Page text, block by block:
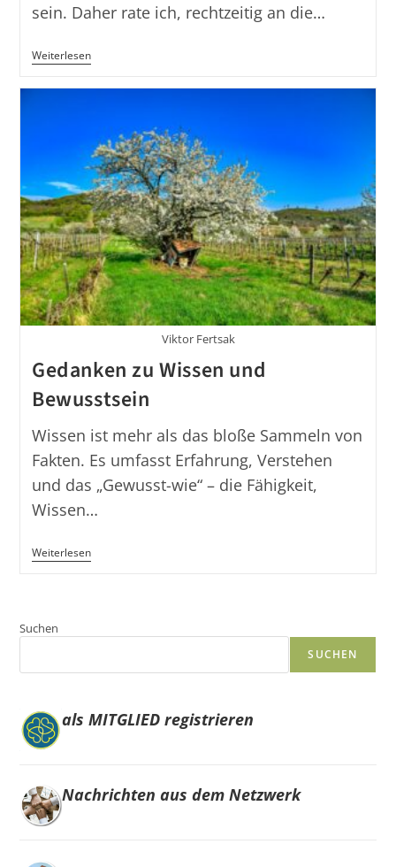
sein. Daher rate ich, rechtzeitig an die…
WeiterlesenDr.
Johannes
Viktor Fertsak
Gedanken zu Wissen und
Bewusstsein
Wissen ist mehr als das bloße Sammeln von
Fakten. Es umfasst Erfahrung, Verstehen
und das „Gewusst-wie“ – die Fähigkeit,
Wissen…
WeiterlesenGedanken
Zu
Suchen
SUCHEN
als MITGLIED registrieren
Nachrichten aus dem Netzwerk